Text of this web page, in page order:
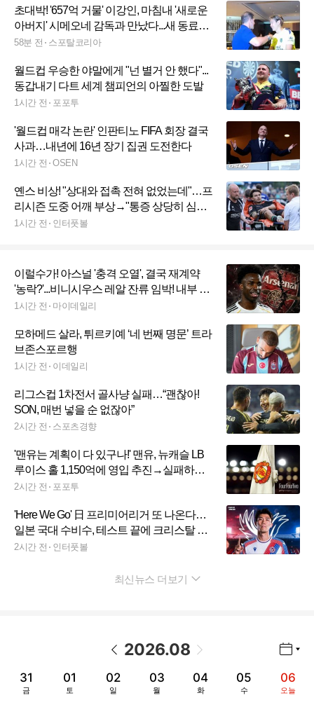
초대박! '657억 거물' 이강인, 마침내 '새로운
아버지' 시메오네 감독과 만났다...새 동료들
과 만남의 기대감, '국내서 데뷔전 유력'
58분 전 스포탈코리아
월드컵 우승한 야말에게 "넌 별거 안 했다"...
동갑내기 다트 세계 챔피언의 아찔한 도발
1시간 전 포포투
'월드컵 매각 논란' 인판티노 FIFA 회장 결국
사과…내년에 16년 장기 집권 도전한다
1시간 전 OSEN
옌스 비상! "상대와 접촉 전혀 없었는데"…프
리시즌 도중 어깨 부상→"통증 상당히 심해
보여"
1시간 전 인터풋볼
이럴수가! 아스널 '충격 오열', 결국 재계약
'농락?'...비니시우스 레알 잔류 임박! 내부 전
문가 컨펌 "새 계약 완전 합의"→연봉 '360억'
1시간 전 마이데일리
모하메드 살라, 튀르키예 ‘네 번째 명문’ 트라
브존스포르행
1시간 전 이데일리
리그스컵 1차전서 골사냥 실패…“괜찮아!
SON, 매번 넣을 순 없잖아”
2시간 전 스포츠경향
'맨유는 계획이 다 있구나!' 맨유, 뉴캐슬 LB
루이스 홀 1,150억에 영입 추진→실패하면
美 월드컵 스타에게로
2시간 전 포포투
'Here We Go' 日 프리미어리거 또 나온다…
일본 국대 수비수, 테스트 끝에 크리스탈 팰
리스 입단 임박
2시간 전 인터풋볼
최신뉴스 더보기
2026.08
31
금
01
토
02
일
03
월
04
화
05
수
06
오늘